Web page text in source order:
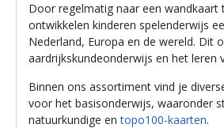
Door regelmatig naar een wandkaart
ontwikkelen kinderen spelenderwijs
Nederland, Europa en de wereld. Dit
aardrijkskundeonderwijs en het leren
Binnen ons assortiment vind je
voor het basisonderwijs, waaronder
natuurkundige entopo100-kaarten.